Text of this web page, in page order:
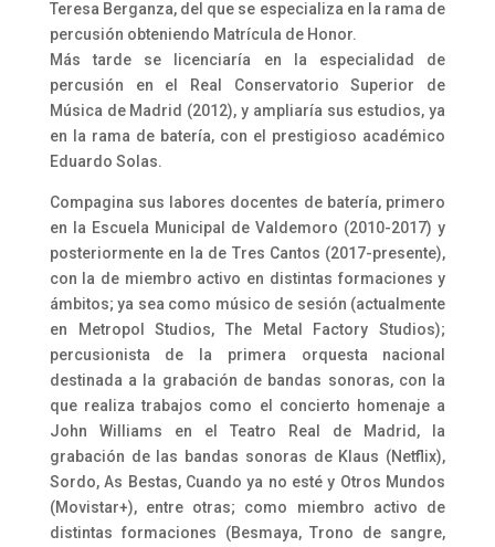
Teresa Berganza, del que se especializa en la rama de
percusión obteniendo Matrícula de Honor.
Más tarde se licenciaría en la especialidad de
percusión en el Real Conservatorio Superior de
Música de Madrid (2012), y ampliaría sus estudios, ya
en la rama de batería, con el prestigioso académico
Eduardo Solas.
Compagina sus labores docentes de batería, primero
en la Escuela Municipal de Valdemoro (2010-2017) y
posteriormente en la de Tres Cantos (2017-presente),
con la de miembro activo en distintas formaciones y
ámbitos; ya sea como músico de sesión (actualmente
en Metropol Studios, The Metal Factory Studios);
percusionista de la primera orquesta nacional
destinada a la grabación de bandas sonoras, con la
que realiza trabajos como el concierto homenaje a
John Williams en el Teatro Real de Madrid, la
grabación de las bandas sonoras de Klaus (Netflix),
Sordo, As Bestas, Cuando ya no esté y Otros Mundos
(Movistar+), entre otras; como miembro activo de
distintas formaciones (Besmaya, Trono de sangre,